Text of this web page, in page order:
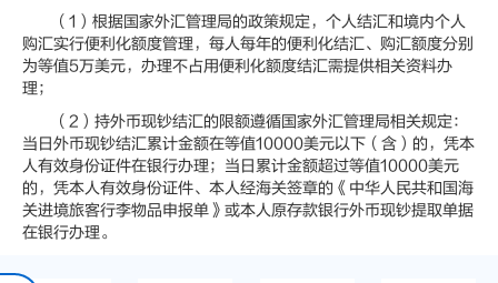
（1）根据国家外汇管理局的政策规定，个人结汇和境内个人
购汇实行便利化额度管理，每人每年的便利化结汇、购汇额度分别
为等值5万美元，办理不占用便利化额度结汇需提供相关资料办
理；
（2）持外币现钞结汇的限额遵循国家外汇管理局相关规定：
当日外币现钞结汇累计金额在等值10000美元以下（含）的，凭本
人有效身份证件在银行办理；当日累计金额超过等值10000美元
的，凭本人有效身份证件、本人经海关签章的《中华人民共和国海
关进境旅客行李物品申报单》或本人原存款银行外币现钞提取单据
在银行办理。